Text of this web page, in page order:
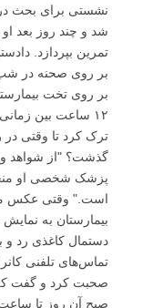
نشستی برای بحث
شد و چند روز بعد او
تمرین بپردازد.
بر روی صحنه در
بر روی تخت
۱۲ ساعت بین
گذشت؟ "از شواهد و
است." وقتی عکس
بیمارستان به
دستمال کاغذی رد و
تماس‌های تلفنی